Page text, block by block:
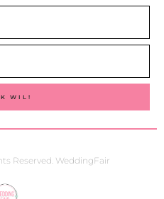
WIL!
Reserved. WeddingFair